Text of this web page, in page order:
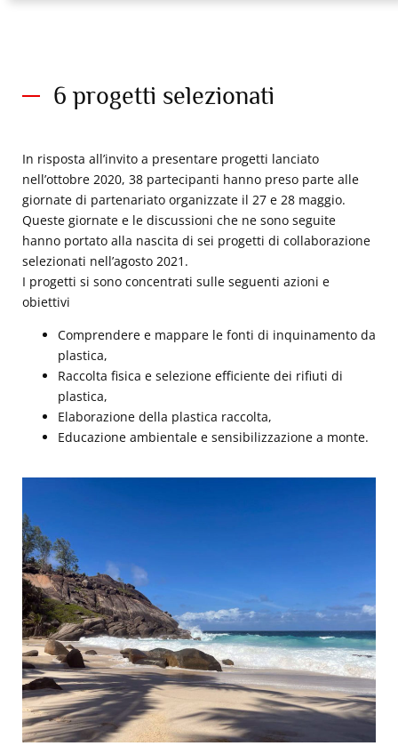
6 progetti selezionati
In risposta all’invito a presentare progetti lanciato
nell’ottobre 2020, 38 partecipanti hanno preso parte alle
giornate di partenariato organizzate il 27 e 28 maggio.
Queste giornate e le discussioni che ne sono seguite
hanno portato alla nascita di sei progetti di collaborazione
selezionati nell’agosto 2021.
I progetti si sono concentrati sulle seguenti azioni e
obiettivi
Comprendere e mappare le fonti di inquinamento da
plastica,
Raccolta fisica e selezione efficiente dei rifiuti di
plastica,
Elaborazione della plastica raccolta,
Educazione ambientale e sensibilizzazione a monte.